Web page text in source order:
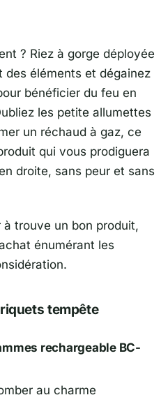
? Riez à gorge déployée
éléments et dégainez
bénéficier du feu en
les petite allumettes
un réchaud à gaz, ce
qui vous prodiguera
droite, sans peur et sans
trouve un bon produit,
énumérant les
tempête
rechargeable BC-
au charme